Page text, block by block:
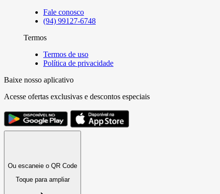
Fale conosco
(94) 99127-6748
Termos
Termos de uso
Política de privacidade
Baixe nosso aplicativo
Acesse ofertas exclusivas e descontos especiais
Ou escaneie o QR Code
Toque para ampliar